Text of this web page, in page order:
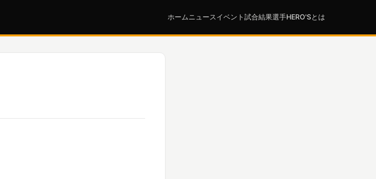
ホーム ニュースイベント試合結果選手HERO'Sとは